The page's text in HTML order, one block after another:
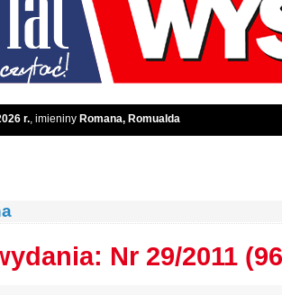
r., imieniny Romana, Romualda
Nr 29/2011